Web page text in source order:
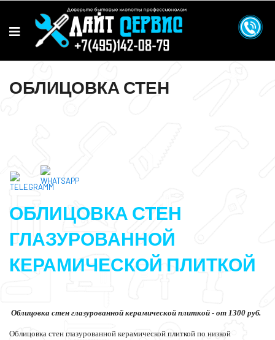
ОБЛИЦОВКА СТЕН
ОБЛИЦОВКА СТЕН
ГЛАЗУРОВАННОЙ
КЕРАМИЧЕСКОЙ ПЛИТКОЙ
Облицовка стен глазурованной керамической плиткой - от 1300 руб.
Облицовка стен глазурованной керамической плиткой по низкой